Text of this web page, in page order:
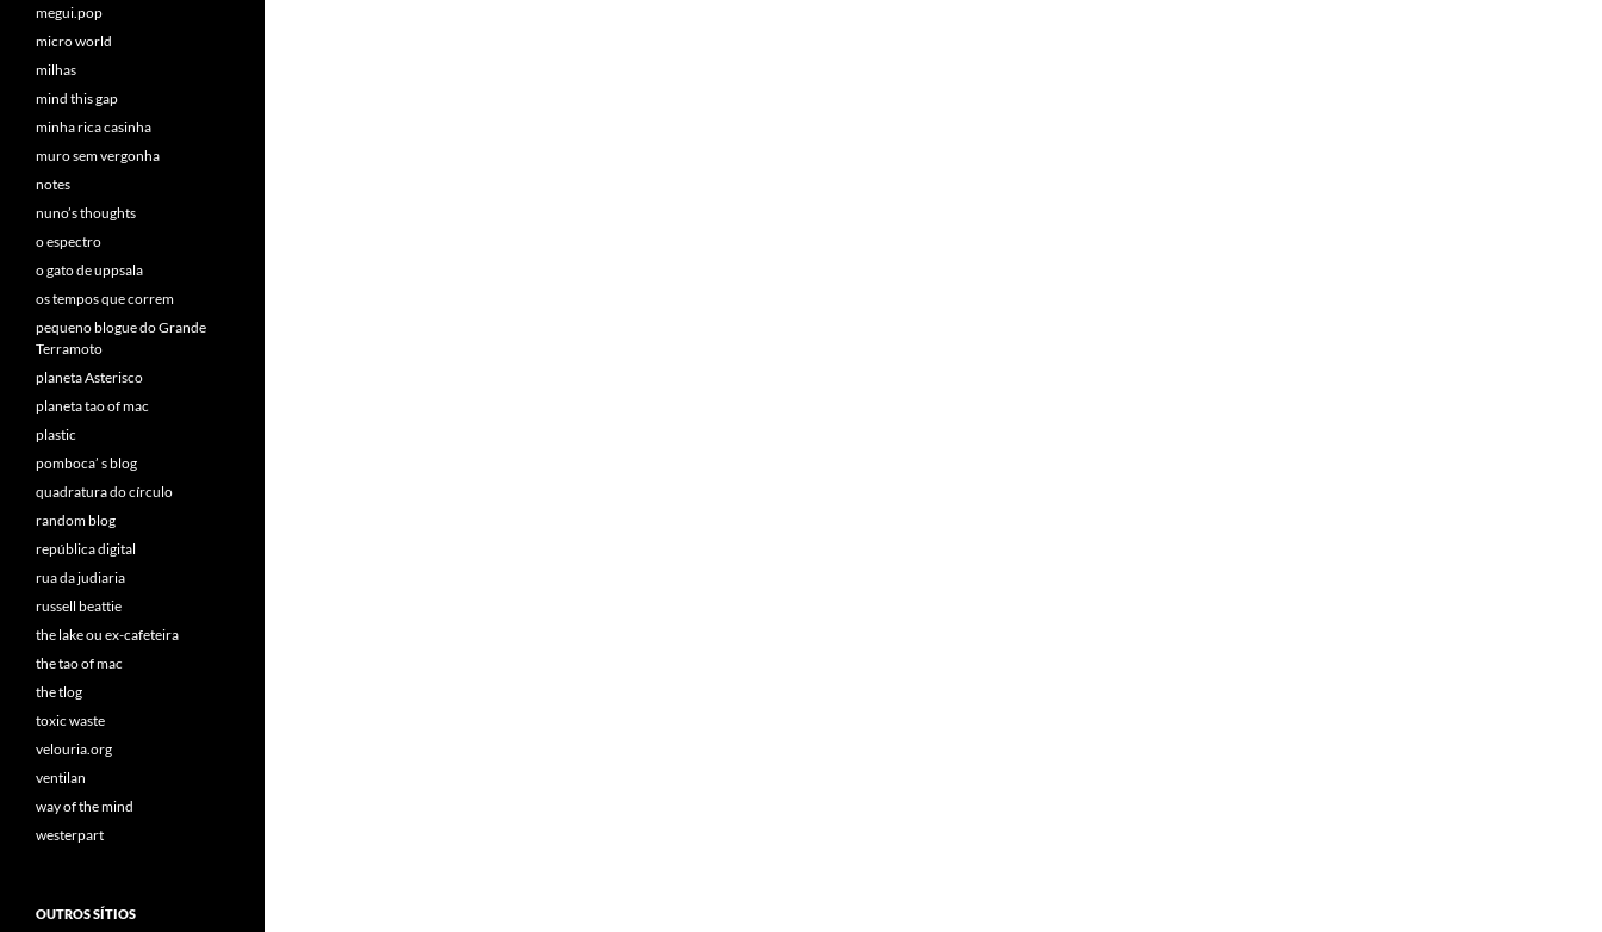
megui.pop
micro world
milhas
mind this gap
minha rica casinha
muro sem vergonha
notes
nuno’s thoughts
o espectro
o gato de uppsala
os tempos que correm
pequeno blogue do Grande
Terramoto
planeta Asterisco
planeta tao of mac
plastic
pomboca’ s blog
quadratura do círculo
random blog
república digital
rua da judiaria
russell beattie
the lake ou ex-cafeteira
the tao of mac
the tlog
toxic waste
velouria.org
ventilan
way of the mind
westerpart
OUTROS SÍTIOS